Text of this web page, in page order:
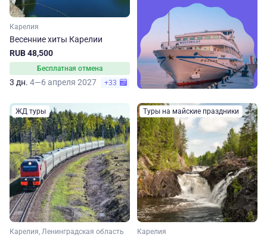
Карелия
Весенние хиты Карелии
RUB 48,500
Бесплатная отмена
3 дн. 4—6 апреля 2027 +33
ЖД туры
Карелия, Ленинградская область
Туры на майские праздники
Карелия